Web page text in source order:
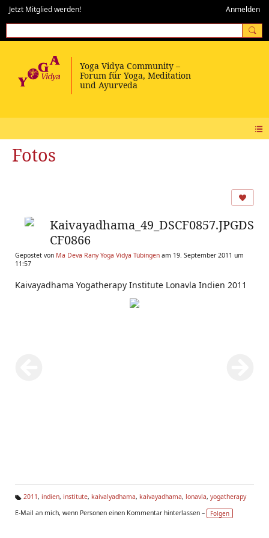
Jetzt Mitglied werden! Anmelden
Fotos
Kaivayadhama_49_DSCF0857.JPGDS
CF0866
Gepostet von Ma Deva Rany Yoga Vidya Tübingen am 19. September 2011 um
11:57
Kaivayadhama Yogatherapy Institute Lonavla Indien 2011
g
2011 , indien, institute, kaivalyadhama, kaivayadhama, lonavla, yogatherapy
E-Mail an mich, wenn Personen einen Kommentar hinterlassen –
Folgen